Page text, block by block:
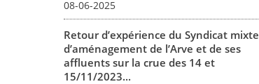
08-06-2025
Retour d’expérience du Syndicat mixte
d’aménagement de l’Arve et de ses
affluents sur la crue des 14 et
15/11/2023...